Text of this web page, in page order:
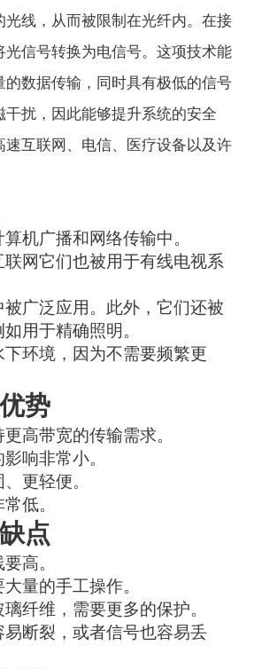
光线，从而被限制在光纤内。在接
光信号转换为电信号。这项技术能
的数据传输，同时具有极低的信号
干扰，因此能够提升系统的安全
速互联网、电信、医疗设备以及许
机广播和网络传输中。
联网它们也被用于有线电视系
广泛应用。此外，它们还被
用于精确照明。
环境，因为不需要频繁更
势
高带宽的传输需求。
响非常小。
更轻便。
低。
点
高。
量的手工操作。
纤维，需要更多的保护。
断裂，或者信号也容易丢